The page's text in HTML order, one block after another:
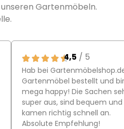
Gartenmöbeln.
4,5 / 5
Hab bei
Gartenmöbel bestellt und
mega happy! Die Sachen
super aus, sind bequem und
kamen richtig schnell an.
Absolute Empfehlung!